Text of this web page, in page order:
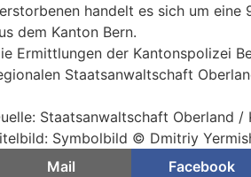
handelt es sich um eine
dem Kanton Bern.
Ermittlungen der Kantonspolizei
Staatsanwaltschaft
Staatsanwaltschaft Oberland /
Symbolbild © Dmitriy
Mail
Facebook